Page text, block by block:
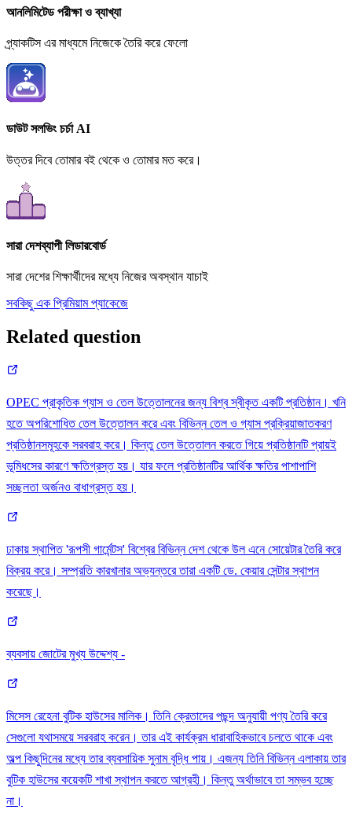
আনলিমিটেড পরীক্ষা ও ব্যাখ্যা
প্র্যাকটিস এর মাধ্যমে নিজেকে তৈরি করে ফেলো
ডাউট সলভিং চর্চা AI
উত্তর দিবে তোমার বই থেকে ও তোমার মত করে।
সারা দেশব্যাপী লিডারবোর্ড
সারা দেশের শিক্ষার্থীদের মধ্যে নিজের অবস্থান যাচাই
সবকিছু এক প্রিমিয়াম প্যাকেজে
Related question
OPEC প্রাকৃতিক গ্যাস ও তেল উত্তোলনের জন্য বিশ্ব স্বীকৃত একটি প্রতিষ্ঠান। খনি
হতে অপরিশোধিত তেল উত্তোলন করে এবং বিভিন্ন তেল ও গ্যাস প্রক্রিয়াজাতকরণ
প্রতিষ্ঠানসমূহকে সরবরাহ করে। কিন্তু তেল উত্তোলন করতে গিয়ে প্রতিষ্ঠানটি প্রায়ই
ভূমিধসের কারণে ক্ষতিগ্রস্ত হয়। যার ফলে প্রতিষ্ঠানটির আর্থিক ক্ষতির পাশাপাশি
সচ্ছলতা অর্জনও বাধাগ্রস্ত হয়।
ঢাকায় স্থাপিত 'রূপসী গার্মেন্টস' বিশ্বের বিভিন্ন দেশ থেকে উল এনে সোয়েটার তৈরি করে
বিক্রয় করে। সম্প্রতি কারখানার অভ্যন্তরে তারা একটি ডে. কেয়ার সেন্টার স্থাপন
করেছে।
ব্যবসায় জোটের মুখ্য উদ্দেশ্য -
মিসেস রেহেনা বুটিক হাউসের মালিক। তিনি ক্রেতাদের পছন্দ অনুযায়ী পণ্য তৈরি করে
সেগুলো যথাসময়ে সরবরাহ করেন। তার এই কার্যক্রম ধারাবাহিকভাবে চলতে থাকে এবং
অল্প কিছুদিনের মধ্যে তার ব্যবসায়িক সুনাম বৃদ্ধি পায়। এজন্য তিনি বিভিন্ন এলাকায় তার
বুটিক হাউসের কয়েকটি শাখা স্থাপন করতে আগ্রহী। কিন্তু অর্থাভাবে তা সম্ভব হচ্ছে
না।